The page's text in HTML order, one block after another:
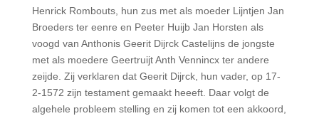
Henrick Rombouts, hun zus met als moeder Lijntjen Jan
Broeders ter eenre en Peeter Huijb Jan Horsten als
voogd van Anthonis Geerit Dijrck Castelijns de jongste
met als moedere Geertruijt Anth Vennincx ter andere
zeijde. Zij verklaren dat Geerit Dijrck, hun vader, op 17-
2-1572 zijn testament gemaakt heeeft. Daar volgt de
algehele probleem stelling en zij komen tot een akkoord,